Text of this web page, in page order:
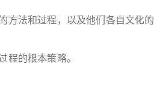
方法和过程，以及他们各自文化的
程的根本策略。